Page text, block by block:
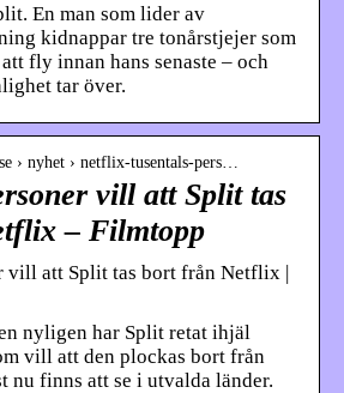
En man som lider av
kidnappar tre tonårstjejer som
fly innan hans senaste – och
tar över.
› nyhet › netflix-tusentals-pers…
vill att Split tas
– Filmtopp
vill att Split tas bort från Netflix |
nyligen har Split retat ihjäl
vill att den plockas bort från
nu finns att se i utvalda länder.